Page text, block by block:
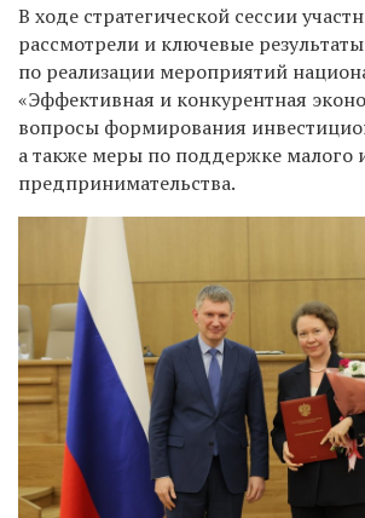
В ходе стратегической сессии
рассмотрели и ключевые
по реализации мероприятий
«Эффективная и конкурентная
вопросы формирования
а также меры по поддержке малого
предпринимательства.